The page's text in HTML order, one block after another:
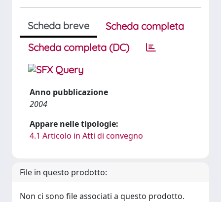
Scheda breve
Scheda completa
Scheda completa (DC)
Anno pubblicazione
2004
Appare nelle tipologie:
4.1 Articolo in Atti di convegno
File in questo prodotto:
Non ci sono file associati a questo prodotto.